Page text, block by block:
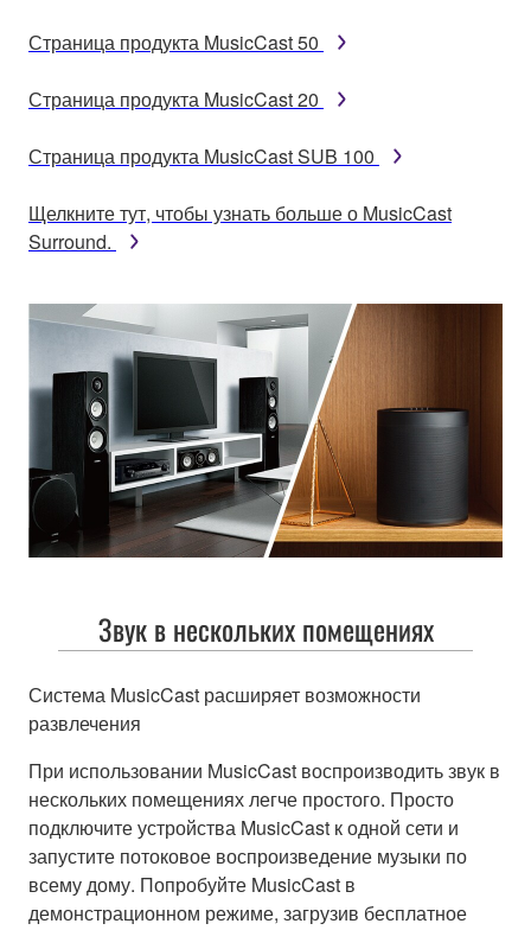
Страница продукта MusicCast 50
Страница продукта MusicCast 20
Страница продукта MusicCast SUB 100
Щелкните тут, чтобы узнать больше о MusicCast
Surround.
Звук в нескольких помещениях
Система MusicCast расширяет возможности
развлечения
При использовании MusicCast воспроизводить звук в
нескольких помещениях легче простого. Просто
подключите устройства MusicCast к одной сети и
запустите потоковое воспроизведение музыки по
всему дому. Попробуйте MusicCast в
демонстрационном режиме, загрузив бесплатное